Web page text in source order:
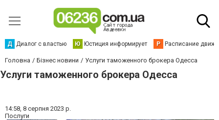
Д Диалог с властью Ю Юстиция информирует Р Расписание
Головна Бізнес новини Услуги таможенного брокера Одесса
Услуги таможенного брокера Одесса
14:58, 8 серпня 2023 р.
Послуги